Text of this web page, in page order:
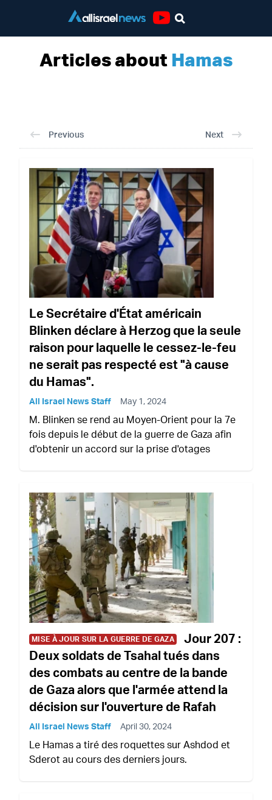
Articles about Hamas
Previous Next
Le Secrétaire d'État américain
Blinken déclare à Herzog que la seule
raison pour laquelle le cessez-le-feu
ne serait pas respecté est "à cause
du Hamas".
All Israel News Staff May 1, 2024
M. Blinken se rend au Moyen-Orient pour la 7e
fois depuis le début de la guerre de Gaza afin
d'obtenir un accord sur la prise d'otages
MISE À JOUR SUR LA GUERRE DE GAZA
Jour 207 :
Deux soldats de Tsahal tués dans
des combats au centre de la bande
de Gaza alors que l'armée attend la
décision sur l'ouverture de Rafah
All Israel News Staff April 30, 2024
Le Hamas a tiré des roquettes sur Ashdod et
Sderot au cours des derniers jours.